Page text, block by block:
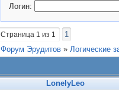
Логин:
Страница 1 из 1
1
Форум Эрудитов » Логические
LonelyLeo